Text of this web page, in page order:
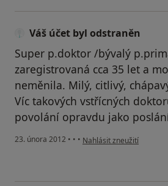
Váš účet byl odstraněn
Super p.doktor /bývalý
zaregistrovaná cca 35 let a
neměnila. Milý, citlivý,
Víc takových vstřícných
povolání opravdu jako
23. února 2012 • • • podle názoru uživatele
Nahlásit zneužití